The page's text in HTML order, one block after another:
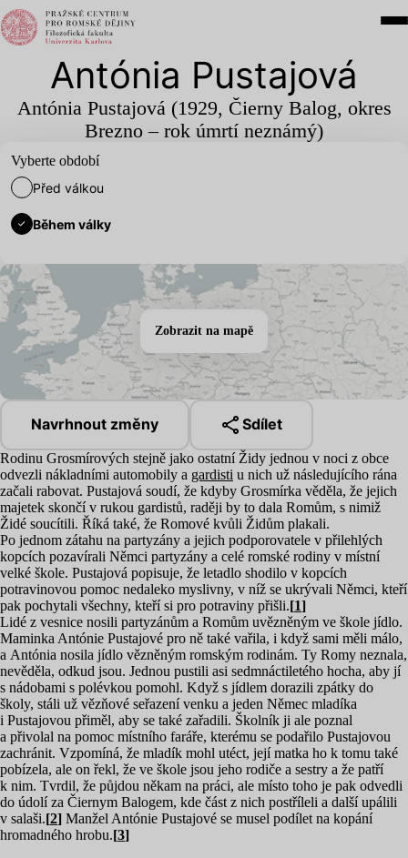
Antónia Pustajová
Antónia Pustajová (1929, Čierny Balog, okres
Brezno – rok úmrtí neznámý)
Vyberte období
Před válkou
Během války
Zobrazit na mapě
Navrhnout změny Sdílet
Rodinu Grosmírových stejně jako ostatní Židy jednou v noci z obce
odvezli nákladními automobily a gardisti u nich už následujícího rána
začali rabovat. Pustajová soudí, že kdyby Grosmírka věděla, že jejich
majetek skončí v rukou gardistů, raději by to dala Romům, s nimiž
Židé soucítili. Říká také, že Romové kvůli Židům plakali.
Po jednom zátahu na partyzány a jejich podporovatele v přilehlých
kopcích pozavírali Němci partyzány a celé romské rodiny v místní
velké škole. Pustajová popisuje, že letadlo shodilo v kopcích
potravinovou pomoc nedaleko myslivny, v níž se ukrývali Němci, kteří
pak pochytali všechny, kteří si pro potraviny přišli.[1]
Lidé z vesnice nosili partyzánům a Romům uvězněným ve škole jídlo.
Maminka Antónie Pustajové pro ně také vařila, i když sami měli málo,
a Antónia nosila jídlo vězněným romským rodinám. Ty Romy neznala,
nevěděla, odkud jsou. Jednou pustili asi sedmnáctiletého hocha, aby jí
s nádobami s polévkou pomohl. Když s jídlem dorazili zpátky do
školy, stáli už vězňové seřazení venku a jeden Němec mladíka
i Pustajovou přiměl, aby se také zařadili. Školník ji ale poznal
a přivolal na pomoc místního faráře, kterému se podařilo Pustajovou
zachránit. Vzpomíná, že mladík mohl utéct, její matka ho k tomu také
pobízela, ale on řekl, že ve škole jsou jeho rodiče a sestry a že patří
k nim. Tvrdil, že půjdou někam na práci, ale místo toho je pak odvedli
do údolí za Čiernym Balogem, kde část z nich postříleli a další upálili
v salaši.[2] Manžel Antónie Pustajové se musel podílet na kopání
hromadného hrobu.[3]